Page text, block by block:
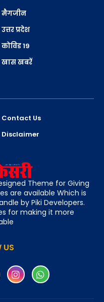
मैगजीन
उत्तर प्रदेश
कोविड 19
खास खबरें
Contact Us
Disclaimer
Theme for Giving
are available Which is
by Piki Developers.
for making it more
US